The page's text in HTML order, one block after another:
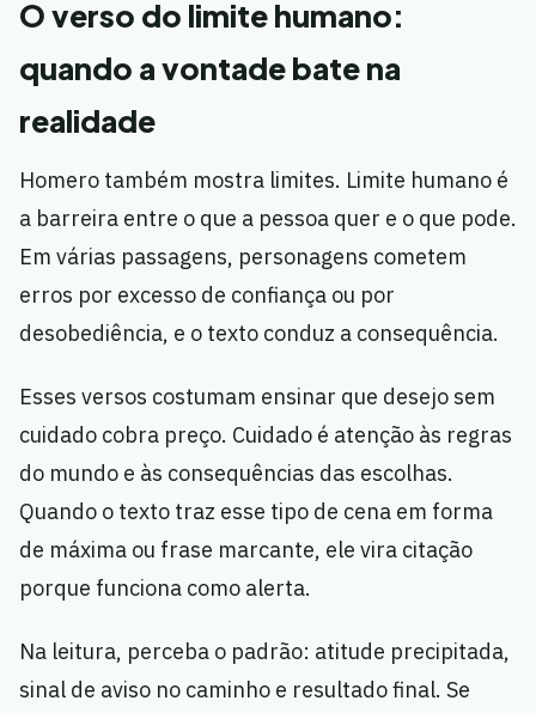
O verso do limite humano:
quando a vontade bate na
realidade
Homero também mostra limites. Limite humano é
a barreira entre o que a pessoa quer e o que pode.
Em várias passagens, personagens cometem
erros por excesso de confiança ou por
desobediência, e o texto conduz a consequência.
Esses versos costumam ensinar que desejo sem
cuidado cobra preço. Cuidado é atenção às regras
do mundo e às consequências das escolhas.
Quando o texto traz esse tipo de cena em forma
de máxima ou frase marcante, ele vira citação
porque funciona como alerta.
Na leitura, perceba o padrão: atitude precipitada,
sinal de aviso no caminho e resultado final. Se